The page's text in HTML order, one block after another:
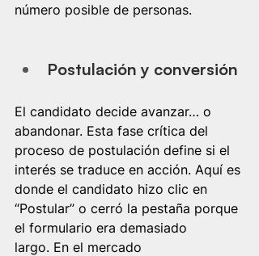
número posible de personas.
Postulación y conversión
El candidato decide avanzar… o
abandonar. Esta fase crítica del
proceso de postulación define si el
interés se traduce en acción. Aquí es
donde el candidato hizo clic en
“Postular” o cerró la pestaña porque
el formulario era demasiado
largo. En el mercado